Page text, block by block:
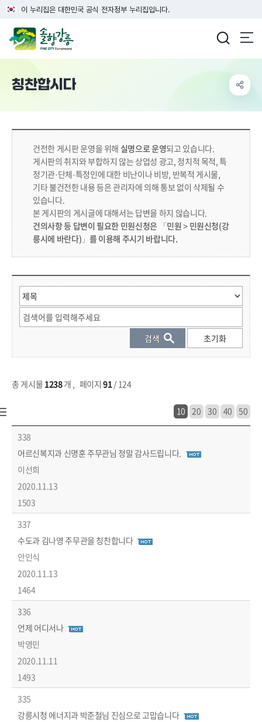
이 누리집은 대한민국 공식 전자정부 누리집입니다.
칭찬합시다
건전한 게시판 운영을 위해 실명으로 운영되고 있습니다.
게시판의 취지와 부합하지 않는 상업성 광고, 정치적 목적, 특
정기관·단체·특정인에 대한 비난이나 비방, 반복적 게시물,
기타 불건전한 내용 등은 관리자에 의해 통보 없이 삭제될 수
있습니다.
본 게시판의 게시글에 대해서는 답변을 하지 않습니다.
건의사항 등 답변이 필요한 민원신청은 「민원 > 민원신청(강
릉시에 바란다)」를 이용해 주시기 바랍니다.
총 게시물 1238개 , 페이지91/ 124
10 20 30 40 50
338
어르신복지과 신명훈 주무관님 정말 감사드립니다.
이선희
2020.11.13
1503
337
수도과 김나영 주무관을 칭찬합니다
안인식
2020.11.13
1464
336
언제 어디서나
박영민
2020.11.11
1493
335
강릉시청 에너지과 박준철님 진심으로 고맙습니다